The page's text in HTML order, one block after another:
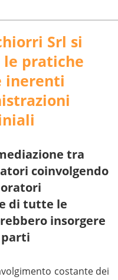
Srl si
pratiche
inerenti
tra
coinvolgendo
di tutte le
insorgere
costante dei